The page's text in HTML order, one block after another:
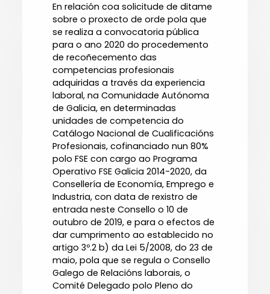
En relación coa solicitude de ditame
sobre o proxecto de orde pola que
se realiza a convocatoria pública
para o ano 2020 do procedemento
de recoñecemento das
competencias profesionais
adquiridas a través da experiencia
laboral, na Comunidade Autónoma
de Galicia, en determinadas
unidades de competencia do
Catálogo Nacional de Cualificacións
Profesionais, cofinanciado nun 80%
polo FSE con cargo ao Programa
Operativo FSE Galicia 2014-2020, da
Consellería de Economía, Emprego e
Industria, con data de rexistro de
entrada neste Consello o 10 de
outubro de 2019, e para o efectos de
dar cumprimento ao establecido no
artigo 3º.2 b) da Lei 5/2008, do 23 de
maio, pola que se regula o Consello
Galego de Relacións laborais, o
Comité Delegado polo Pleno do